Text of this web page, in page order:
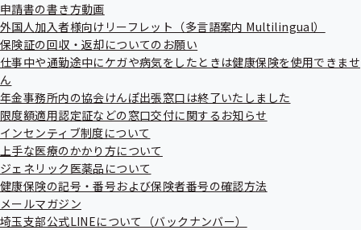
申請書の書き方動画
外国人加入者様向けリーフレット（多言語案内 Multilingual）
保険証の回収・返却についてのお願い
仕事中や通勤途中にケガや病気をしたときは健康保険を使用できませ
ん
年金事務所内の協会けんぽ出張窓口は終了いたしました
限度額適用認定証などの窓口交付に関するお知らせ
インセンティブ制度について
上手な医療のかかり方について
ジェネリック医薬品について
健康保険の記号・番号および保険者番号の確認方法
メールマガジン
埼玉支部公式LINEについて（バックナンバー）
協会けんぽTOP都道府県支部埼玉支部
埼玉支部の健診・保健指導のご案内健診実施機関一覧等
健診パンフレット等